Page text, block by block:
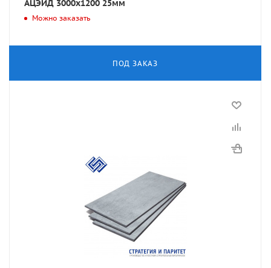
АЦЭИД 3000х1200 25мм
Можно заказать
ПОД ЗАКАЗ